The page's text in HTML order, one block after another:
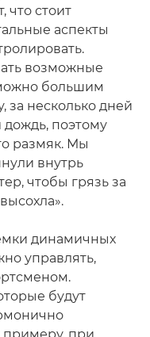
что стоит
аспекты
возможные
большим
за несколько дней
поэтому
размяк. Мы
внутрь
чтобы грязь за
динамичных
управлять,
будут